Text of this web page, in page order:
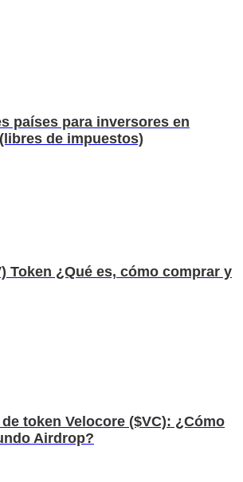
países para inversores en
de impuestos)
Token ¿Qué es, cómo comprar y
token Velocore ($VC): ¿Cómo
Airdrop?